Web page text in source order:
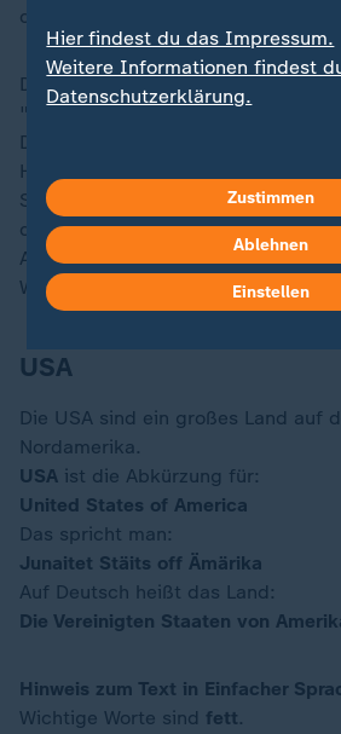
desto mehr Wahl-Leute hat er.
Die meisten Bundes-Staaten haben
"Winner Takes All".
Das heißt:
Hat eine Partei in einem Bundes-
Stimmen bekommen, gewinnt sie
diesem Bundes-Staat.
Am Ende gewinnt der
Wahl, der die meisten Stimmen der
USA
Die USA sind ein großes Land auf
Nordamerika.
USA ist die Abkürzung für:
United States of America
Das spricht man:
Junaitet Stäits off Ämärika
Auf Deutsch heißt das Land:
Die Vereinigten Staaten von
Hinweis zum Text in Einfacher
Wichtige Worte sind fett.
Hier findest du das Impressum.
Weitere Informationen findest
Datenschutzerklärung.
Zustimmen
Ablehnen
Einstellen